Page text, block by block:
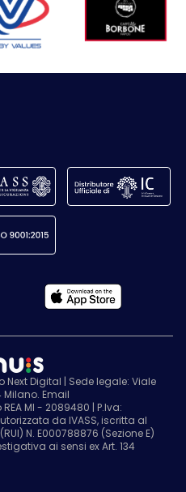
Digital | Sede legale: Viale
Milano. Email
MI - 2089480 | P.Iva:
da IVASS, iscritta al
N. E000788876 (Sezione E)
ai sensi ex Art. 134